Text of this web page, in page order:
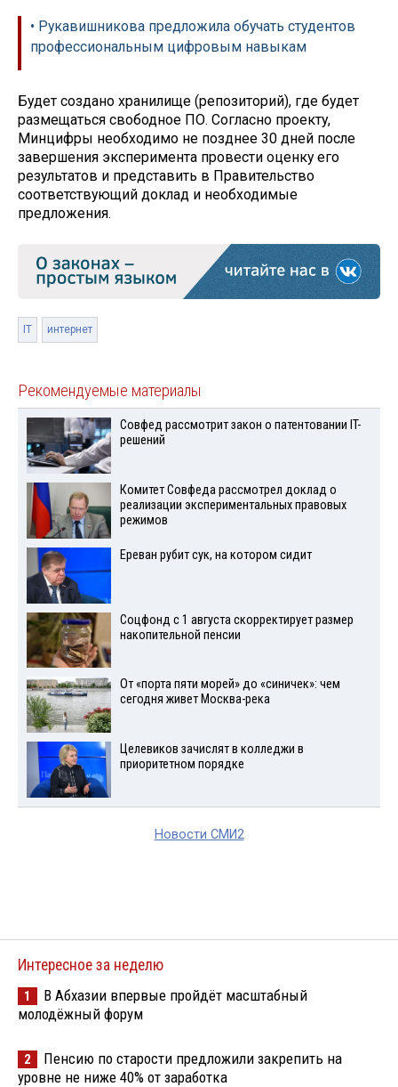
• Рукавишникова предложила обучать студентов
профессиональным цифровым навыкам
Будет создано хранилище (репозиторий), где будет
размещаться свободное ПО. Согласно проекту,
Минцифры необходимо не позднее 30 дней после
завершения эксперимента провести оценку его
результатов и представить в Правительство
соответствующий доклад и необходимые
предложения.
IT интернет
Рекомендуемые материалы
Совфед рассмотрит закон о патентовании IT-
решений
Комитет Совфеда рассмотрел доклад о
реализации экспериментальных правовых
режимов
Ереван рубит сук, на котором сидит
Соцфонд с 1 августа скорректирует размер
накопительной пенсии
От «порта пяти морей» до «синичек»: чем
сегодня живет Москва-река
Целевиков зачислят в колледжи в
приоритетном порядке
Новости СМИ2
Интересное за неделю
1
В Абхазии впервые пройдёт масштабный
молодёжный форум
2
Пенсию по старости предложили закрепить на
уровне не ниже 40% от заработка